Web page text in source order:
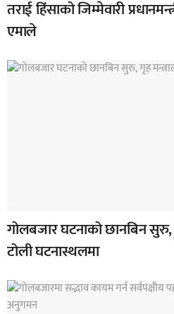
तराई हिंसाको जिम्मेवारी
एमाले
गोलबजार घटनाको छानबिन सुरु,
टोली घटनास्थलमा